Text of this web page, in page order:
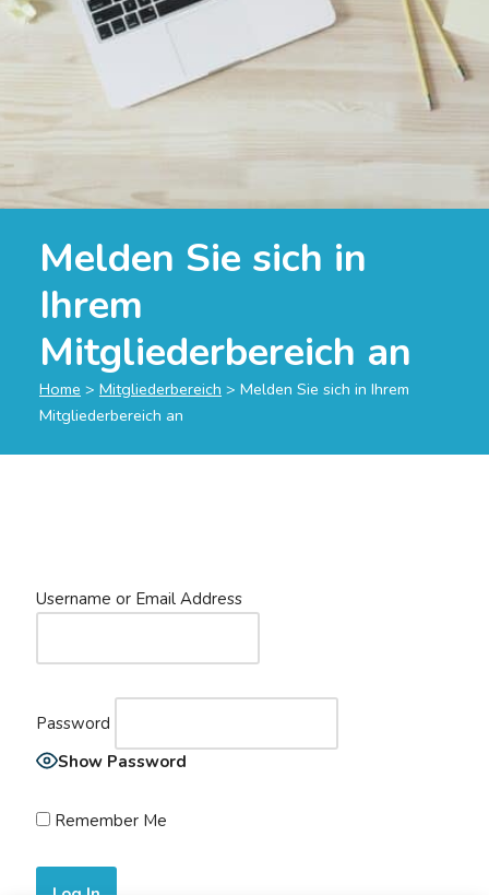
Melden Sie sich in
Ihrem
Mitgliederbereich an
Home > Mitgliederbereich > Melden Sie sich in Ihrem
Mitgliederbereich an
Username or Email Address
Password
Show Password
Remember Me